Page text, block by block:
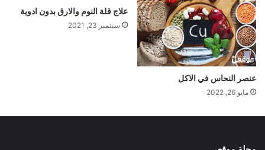
عنصر النحاس في الاكل
مايو 26, 2022
علاج قلة النوم والارق بدون ادوية
سبتمبر 23, 2021